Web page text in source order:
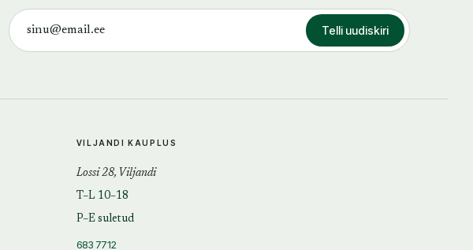
Telli uudiskiri
VILJANDI KAUPLUS
Lossi 28, Viljandi
T–L 10–18
P–E suletud
683 7712